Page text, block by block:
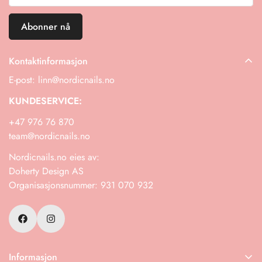
Abonner nå
Informasjon
Kontaktinformasjon
E-post: linn@nordicnails.no
KUNDESERVICE:
+47 976 76 870
team@nordicnails.no
Nordicnails.no eies av:
Doherty Design AS
Organisasjonsnummer: 931 070 932